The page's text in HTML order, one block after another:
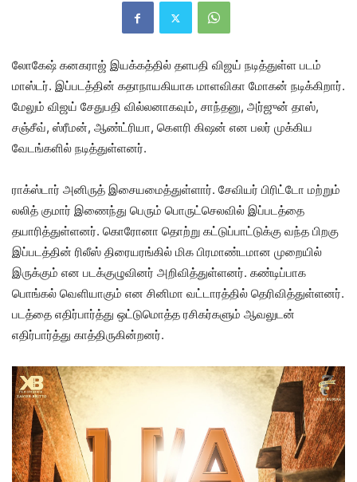
லோகேஷ் கனகராஜ் இயக்கத்தில் தளபதி விஜய் நடித்துள்ள படம்
மாஸ்டர். இப்படத்தின் கதாநாயகியாக மாளவிகா மோகன் நடிக்கிறார்.
மேலும் விஜய் சேதுபதி வில்லனாகவும், சாந்தனு, அர்ஜுன் தாஸ்,
சஞ்சீவ், ஸ்ரீமன், ஆண்ட்ரியா, கௌரி கிஷன் என பலர் முக்கிய
வேடங்களில் நடித்துள்ளனர்.
ராக்ஸ்டார் அனிருத் இசையமைத்துள்ளார். சேவியர் பிரிட்டோ மற்றும்
லலித் குமார் இணைந்து பெரும் பொருட்செலவில் இப்படத்தை
தயாரித்துள்ளனர். கொரோனா தொற்று கட்டுப்பாட்டுக்கு வந்த பிறகு
இப்படத்தின் ரிலீஸ் திரையரங்கில் மிக பிரமாண்டமான முறையில்
இருக்கும் என படக்குழுவினர் அறிவித்துள்ளனர். கண்டிப்பாக
பொங்கல் வெளியாகும் என சினிமா வட்டாரத்தில் தெரிவித்துள்ளனர்.
படத்தை எதிர்பார்த்து ஒட்டுமொத்த ரசிகர்களும் ஆவலுடன்
எதிர்பார்த்து காத்திருகின்றனர்.